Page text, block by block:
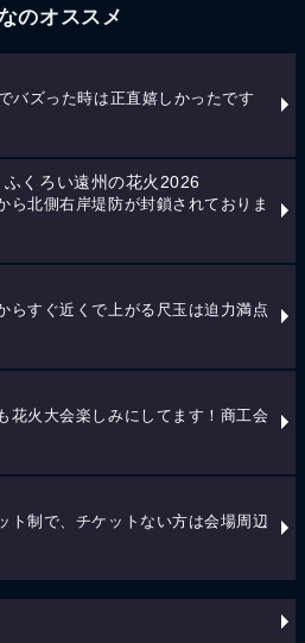
のオススメ
バズった時は正直嬉しかったです
くろい遠州の花火2026
ら北側右岸堤防が封鎖されておりま
らすぐ近くで上がる尺玉は迫力満点
花火大会楽しみにしてます！商工会
制で、チケットない方は会場周辺